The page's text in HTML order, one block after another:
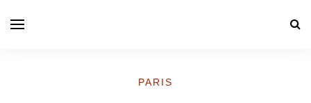
PARIS